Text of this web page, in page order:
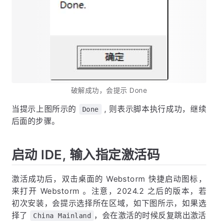
破解成功，会提示 Done
当提示上图所示的 Done
, 则表示脚本执行成功，继续
后面的步骤。
启动 IDE, 输入指定激活码
激活成功后，双击桌面的 Webstorm 快捷启动图标，
来打开 Webstorm 。注意，2024.2 之后的版本，若
初次安装，会提示选择所在区域，如下图所示，如果选
择了
China Mainland
，会在激活的时候反复跳出激活